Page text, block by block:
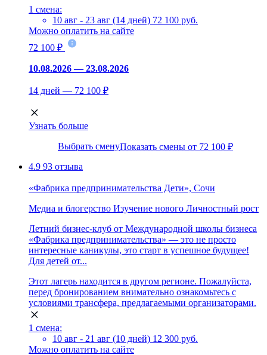
1 смена:
10 авг - 23 авг (14 дней) 72 100 руб.
Можно оплатить на сайте
72 100 ₽
10.08.2026 — 23.08.2026
14 дней — 72 100 ₽
Узнать больше
Выбрать сменуПоказать смены от 72 100 ₽
4.9 93 отзыва
«Фабрика предпринимательства Дети», Сочи
Медиа и блогерство Изучение нового Личностный рост
Летний бизнес-клуб от Международной школы бизнеса
«Фабрика предпринимательства» — это не просто
интересные каникулы, это старт в успешное будущее!
Для детей от...
Этот лагерь находится в другом регионе. Пожалуйста,
перед бронированием внимательно ознакомьтесь с
условиями трансфера, предлагаемыми организаторами.
1 смена:
10 авг - 21 авг (10 дней) 12 300 руб.
Можно оплатить на сайте